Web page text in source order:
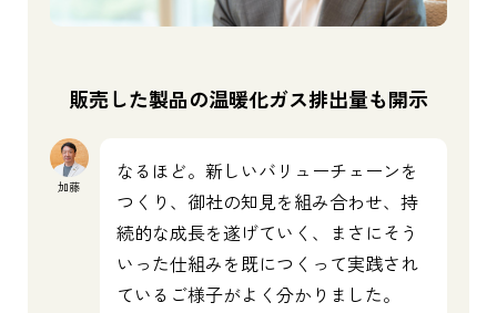
販売した製品の温暖化ガス排出量も開示
加藤
なるほど。新しいバリューチェーンを
つくり、御社の知見を組み合わせ、持
続的な成長を遂げていく、まさにそう
いった仕組みを既につくって実践され
ているご様子がよく分かりました。